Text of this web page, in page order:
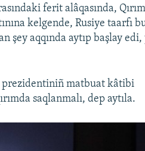
ferit alâqasında,
kelgende, Rusiye taarfı
şey aqqında aytıp başlay
prezidentiniñ matbuat kâtibi
saqlanmalı, dep aytıla.